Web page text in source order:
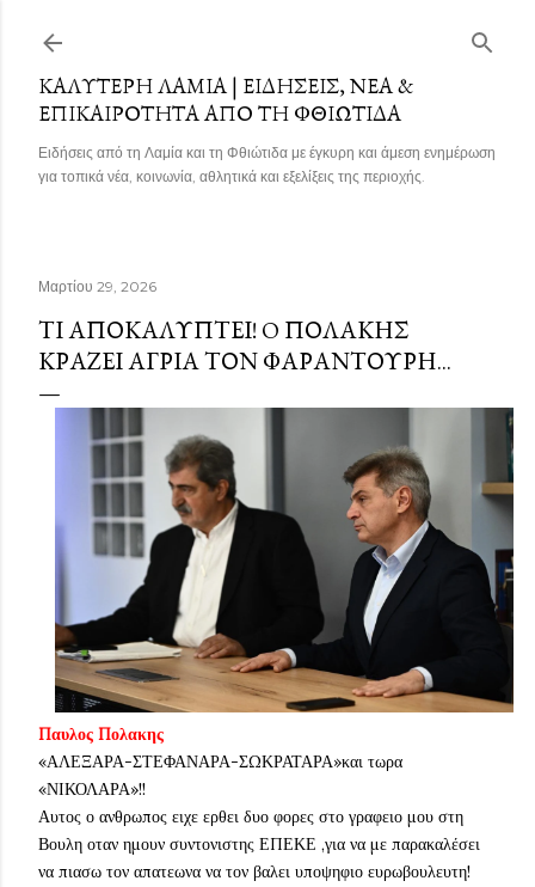
ΚΑΛΎΤΕΡΗ ΛΑΜΊΑ | ΕΙΔΉΣΕΙΣ, ΝΈΑ &
ΕΠΙΚΑΙΡΌΤΗΤΑ ΑΠΌ ΤΗ ΦΘΙΏΤΙΔΑ
Ειδήσεις από τη Λαμία και τη Φθιώτιδα με έγκυρη και άμεση ενημέρωση
για τοπικά νέα, κοινωνία, αθλητικά και εξελίξεις της περιοχής.
Μαρτίου 29, 2026
ΤΙ ΑΠΟΚΑΛΥΠΤΕΙ! O ΠΟΛΑΚΗΣ
ΚΡΆΖΕΙ ΆΓΡΙΑ ΤΟΝ ΦΑΡΑΝΤΟΎΡΗ...
Παυλος Πολακης
«ΑΛΕΞΑΡΑ-ΣΤΕΦΑΝΑΡΑ-ΣΩΚΡΑΤΑΡΑ»και τωρα
«ΝΙΚΟΛΑΡΑ»!!
Αυτος ο ανθρωπος ειχε ερθει δυο φορες στο γραφειο μου στη
Βουλη οταν ημουν συντονιστης ΕΠΕΚΕ ,για να με παρακαλέσει
να πιασω τον απατεωνα να τον βαλει υποψηφιο ευρωβουλευτη!